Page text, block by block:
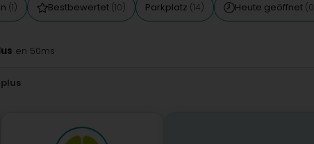
(1) Bestbewertet (10) Parkplatz (14) Heute geöffnet
en 50ms